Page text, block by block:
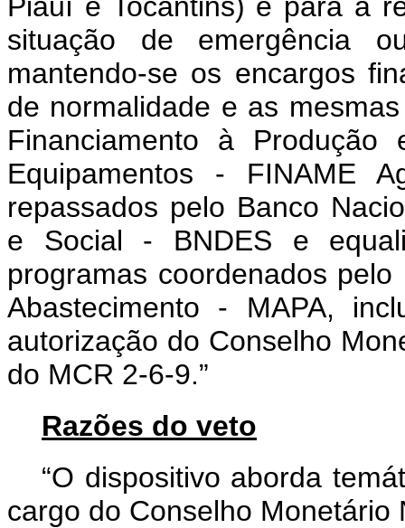
situação de emergência
mantendo-se os encargos
de normalidade e as
Financiamento à Produção
Equipamentos - FINAME
repassados pelo Banco
e Social - BNDES e
programas coordenados
Abastecimento - MAPA,
autorização do Conselho
do MCR 2-6-9.”
Razões do veto
“O dispositivo aborda
cargo do Conselho